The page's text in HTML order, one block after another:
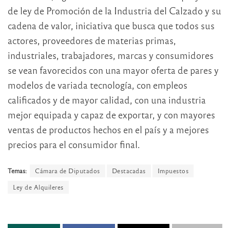
de ley de Promoción de la Industria del Calzado y su
cadena de valor, iniciativa que busca que todos sus
actores, proveedores de materias primas,
industriales, trabajadores, marcas y consumidores
se vean favorecidos con una mayor oferta de pares y
modelos de variada tecnología, con empleos
calificados y de mayor calidad, con una industria
mejor equipada y capaz de exportar, y con mayores
ventas de productos hechos en el país y a mejores
precios para el consumidor final.
Temas: Cámara de Diputados Destacadas
Impuestos
Ley de Alquileres